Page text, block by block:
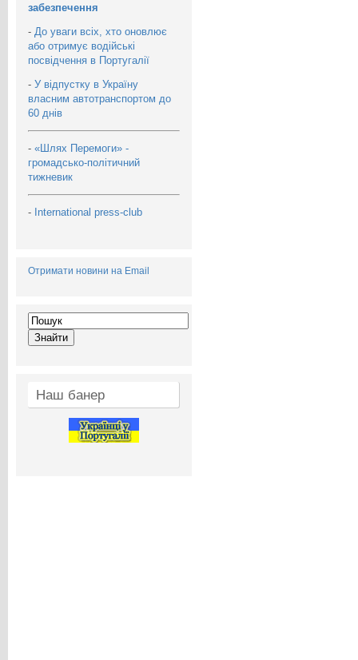
забезпечення
- До уваги всіх, хто оновлює
або отримує водійські
посвідчення в Португалії
- У відпустку в Україну
власним автотранспортом до
60 днів
- «Шлях Перемоги» -
громадсько-політичний
тижневик
- International press-club
Отримати новини на Email
Наш банер